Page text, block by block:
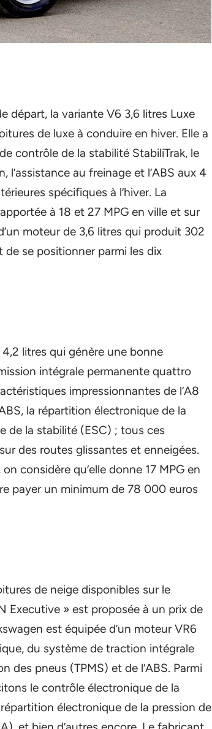
départ, la variante V6 3,6 litres Luxe
de luxe à conduire en hiver. Elle a
contrôle de la stabilité StabiliTrak, le
au freinage et l’ABS aux 4
spécifiques à l’hiver. La
à 18 et 27 MPG en ville et sur
moteur de 3,6 litres qui produit 302
se positionner parmi les dix
litres qui génère une bonne
intégrale permanente quattro
impressionnantes de l’A8
la répartition électronique de la
de la stabilité (ESC) ; tous ces
des routes glissantes et enneigées.
considère qu’elle donne 17 MPG en
payer un minimum de 78 000 euros
de neige disponibles sur le
Executive » est proposée à un prix de
est équipée d’un moteur VR6
du système de traction intégrale
des pneus (TPMS) et de l’ABS. Parmi
le contrôle électronique de la
électronique de la pression de